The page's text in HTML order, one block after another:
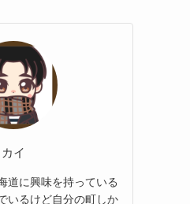
カイ
道に興味を持っている
いるけど自分の町しか